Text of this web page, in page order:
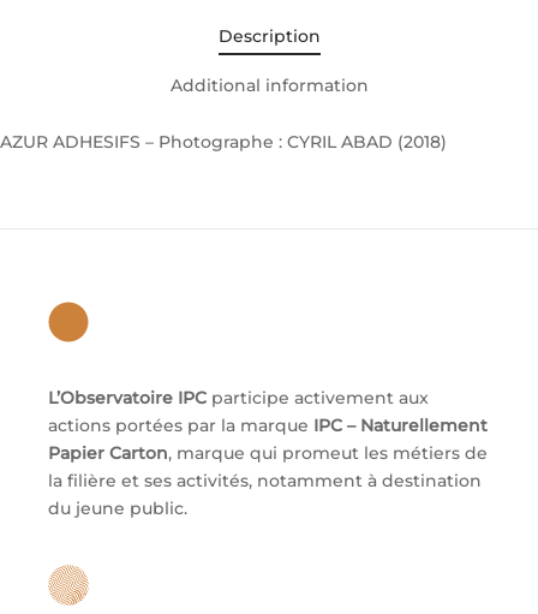
Description
Additional information
AZUR ADHESIFS – Photographe : CYRIL ABAD (2018)
L’Observatoire IPC participe activement aux
actions portées par la marque IPC – Naturellement
Papier Carton, marque qui promeut les métiers de
la filière et ses activités, notamment à destination
du jeune public.